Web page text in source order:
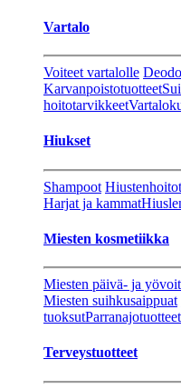
Vartalo
Voiteet vartalolle
Karvanpoistotuotteet
hoitotarvikkeet
Hiukset
Shampoot
Harjat ja kammat
Miesten kosmetiikka
Miesten päivä- ja
Miesten suihkusaippuat
tuoksutParranajotuotteet
Terveystuotteet